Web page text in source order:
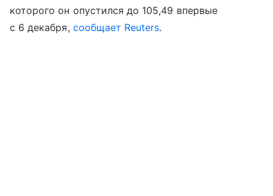
которого он опустился до 105,49 впервые
с 6 декабря, сообщает Reuters.